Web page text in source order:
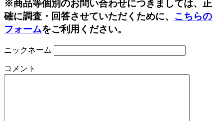
※商品等個別のお問い合わせにつきましては、正
確に調査・回答させていただくために、 こちらの
フォームをご利用ください。
ニックネーム
コメント